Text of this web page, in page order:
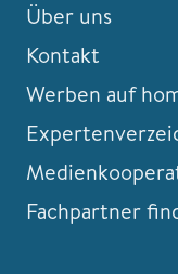
Über uns
Kontakt
Werben auf
Fachpartner